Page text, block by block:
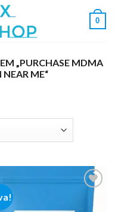
0
„PURCHASE MDMA
ME“